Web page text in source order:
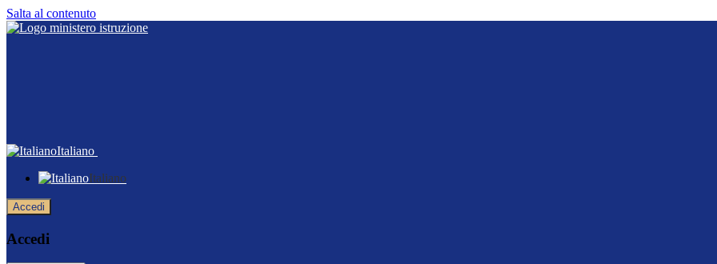
Salta al contenuto
Italiano
Italiano
Accedi
Accedi